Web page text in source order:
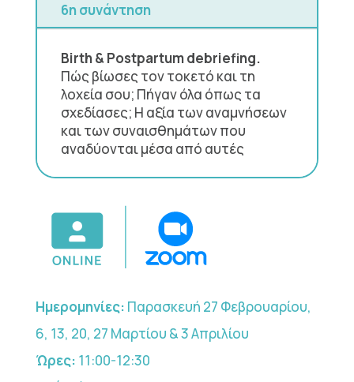
6η συνάντηση
Birth & Postpartum debriefing.
Πώς βίωσες τον τοκετό και τη
λοχεία σου; Πήγαν όλα όπως τα
σχεδίασες; Η αξία των αναμνήσεων
και των συναισθημάτων που
αναδύονται μέσα από αυτές
Ημερομηνίες: Παρασκευή 27 Φεβρουαρίου,
6, 13, 20, 27 Μαρτίου & 3 Απριλίου
Ώρες: 11:00-12:30